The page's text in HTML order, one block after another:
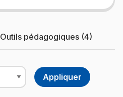
Outils pédagogiques (4)